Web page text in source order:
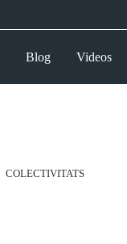
Blog Videos
COLECTIVITATS